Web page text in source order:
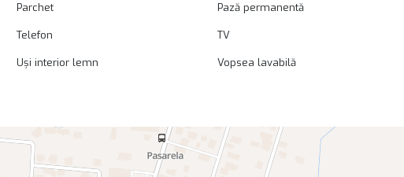
Parchet Pază permanentă
Telefon TV
Uși interior lemn Vopsea lavabilă